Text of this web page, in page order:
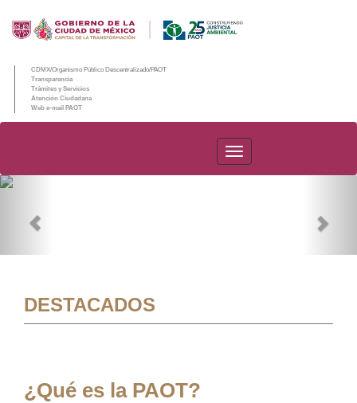
CDMX/Organismo Público Descentralizado/PAOT
Transparencia
Trámites y Servicios
Atención Ciudadana
Web e-mail PAOT
PAOT
DESTACADOS
¿Qué es la PAOT?